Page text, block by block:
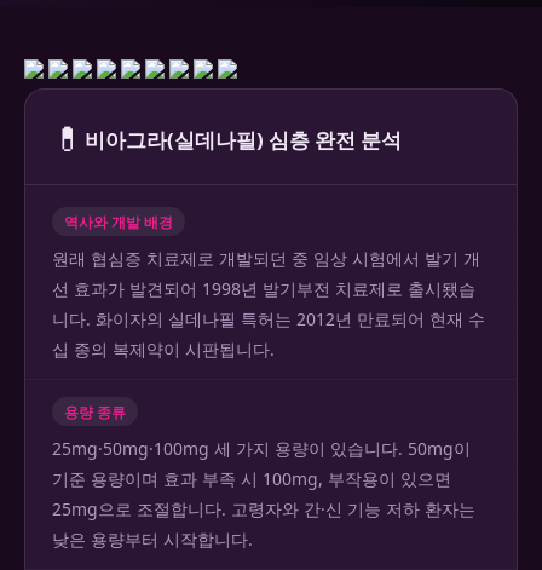
💊 비아그라(실데나필) 심층 완전 분석
역사와 개발 배경
원래 협심증 치료제로 개발되던 중 임상 시험에서 발기 개
선 효과가 발견되어 1998년 발기부전 치료제로 출시됐습
니다. 화이자의 실데나필 특허는 2012년 만료되어 현재 수
십 종의 복제약이 시판됩니다.
용량 종류
25mg·50mg·100mg 세 가지 용량이 있습니다. 50mg이
기준 용량이며 효과 부족 시 100mg, 부작용이 있으면
25mg으로 조절합니다. 고령자와 간·신 기능 저하 환자는
낮은 용량부터 시작합니다.